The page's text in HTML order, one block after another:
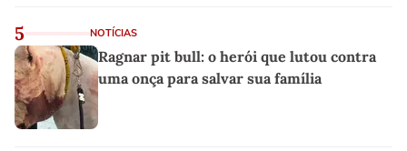
5 NOTÍCIAS
Ragnar pit bull: o herói que lutou contra
uma onça para salvar sua família